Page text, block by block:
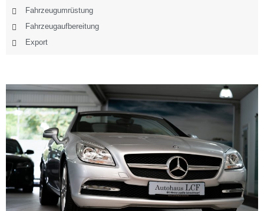
Fahrzeugumrüstung
Fahrzeugaufbereitung
Export